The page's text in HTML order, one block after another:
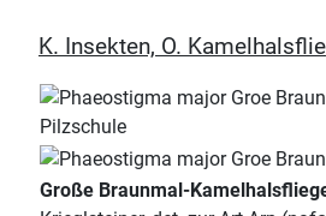
K. Insekten, O.
Große Braunmal-